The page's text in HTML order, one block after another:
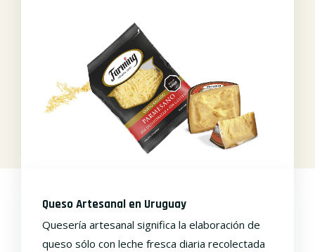
Queso Artesanal en Uruguay
Quesería artesanal significa la elaboración de
queso sólo con leche fresca diaria recolectada